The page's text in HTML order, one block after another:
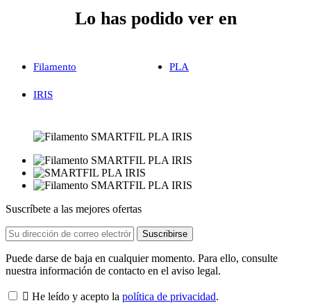
Lo has podido ver en
Filamento PLA
IRIS
Suscríbete a las mejores ofertas
Puede darse de baja en cualquier momento. Para ello, consulte
nuestra información de contacto en el aviso legal.
 He leído y acepto la política de privacidad.